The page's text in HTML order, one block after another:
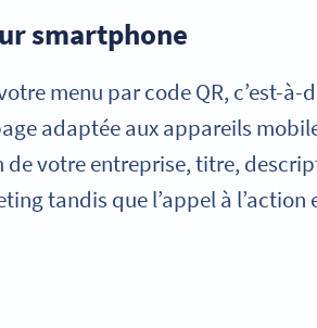
smartphone
menu par code QR, c’est-à-
adaptée aux appareils
votre entreprise, titre,
tandis que l’appel à